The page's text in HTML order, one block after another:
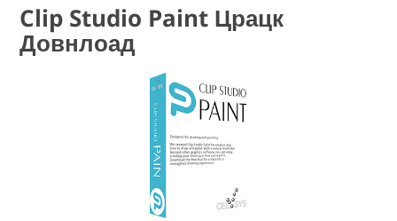
Clip Studio Paint Црацк
Довнлоад